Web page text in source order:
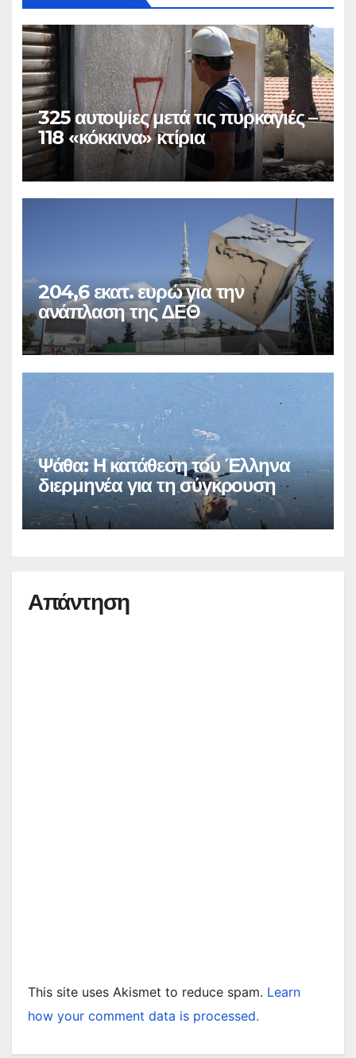
325 αυτοψίες μετά τις πυρκαγιές –
118 «κόκκινα» κτίρια
204,6 εκατ. ευρώ για την
ανάπλαση της ΔΕΘ
Ψάθα: Η κατάθεση του Έλληνα
διερμηνέα για τη σύγκρουση
Απάντηση
This site uses Akismet to reduce spam. Learn
how your comment data is processed.